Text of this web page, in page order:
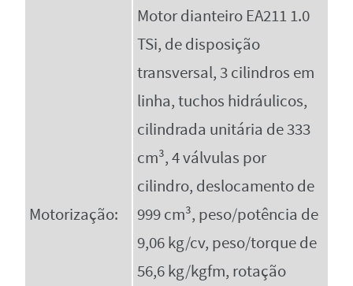
Motorização:
Motor dianteiro EA211 1.0
TSi, de disposição
transversal, 3 cilindros em
linha, tuchos hidráulicos,
cilindrada unitária de 333
cm³, 4 válvulas por
cilindro, deslocamento de
999 cm³, peso/potência de
9,06 kg/cv, peso/torque de
56,6 kg/kgfm, rotação